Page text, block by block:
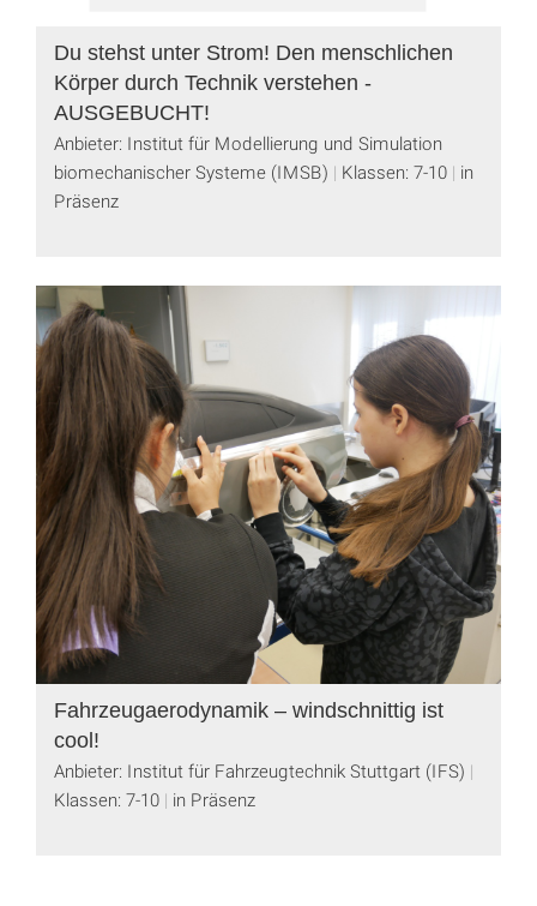
Du stehst unter Strom! Den menschlichen
Körper durch Technik verstehen -
AUSGEBUCHT!
Anbieter: Institut für Modellierung und Simulation
biomechanischer Systeme (IMSB)
Klassen: 7-10 in
Präsenz
Fahrzeugaerodynamik – windschnittig ist
cool!
Anbieter: Institut für Fahrzeugtechnik Stuttgart (IFS)
Klassen: 7-10 in Präsenz